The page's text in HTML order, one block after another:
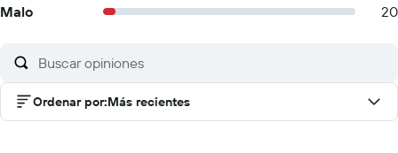
Malo
20
Ordenar por:Más recientes